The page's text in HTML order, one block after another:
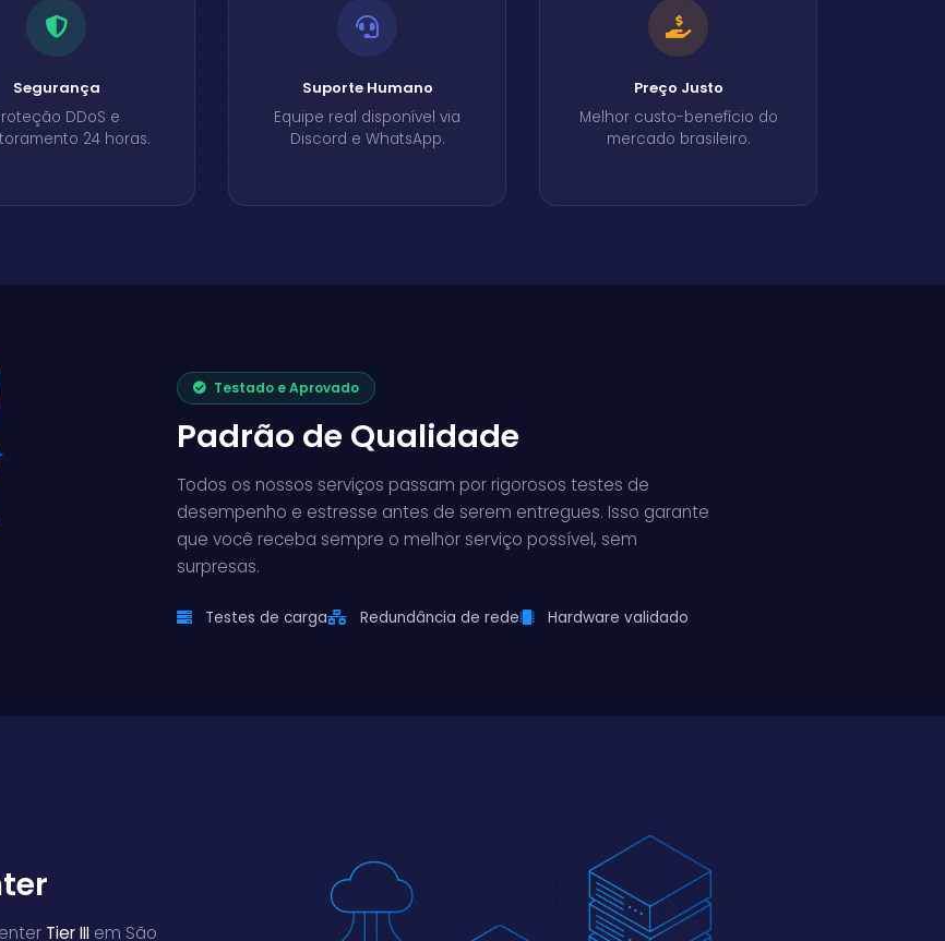
Segurança
DDoS e
24 horas.
Suporte Humano
Equipe real disponível via
Discord e WhatsApp.
Preço Justo
Melhor custo-benefício do
mercado brasileiro.
Testado e Aprovado
Padrão de Qualidade
Todos os nossos serviços passam por rigorosos testes de
desempenho e estresse antes de serem entregues. Isso garante
que você receba sempre o melhor serviço possível, sem
surpresas.
Testes de carga Redundância de rede Hardware validado
Tier IIIem São